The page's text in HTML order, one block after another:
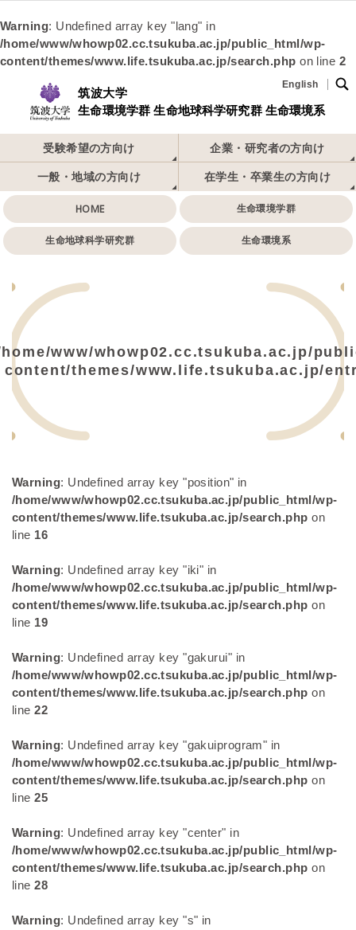
Warning: Undefined array key "lang" in
/home/www/whowp02.cc.tsukuba.ac.jp/public_html/wp-
content/themes/www.life.tsukuba.ac.jp/search.php on line 2
筑波大学
生命環境学群 生命地球科学研究群 生命環境系
English
受験希望の方向け 企業・研究者の方向け
一般・地域の方向け 在学生・卒業生の方向け
HOME 生命環境学群
生命地球科学研究群 生命環境系
www/whowp02.cc.tsukuba.ac.jp/
content/themes/www.life.tsukuba.ac.jp/
Warning: Undefined array key "position" in
/home/www/whowp02.cc.tsukuba.ac.jp/public_html/wp-
content/themes/www.life.tsukuba.ac.jp/search.php on
line 16
Warning: Undefined array key "iki" in
/home/www/whowp02.cc.tsukuba.ac.jp/public_html/wp-
content/themes/www.life.tsukuba.ac.jp/search.php on
line 19
Warning: Undefined array key "gakurui" in
/home/www/whowp02.cc.tsukuba.ac.jp/public_html/wp-
content/themes/www.life.tsukuba.ac.jp/search.php on
line22
Warning: Undefined array key "gakuiprogram" in
/home/www/whowp02.cc.tsukuba.ac.jp/public_html/wp-
content/themes/www.life.tsukuba.ac.jp/search.php on
line25
Warning: Undefined array key "center" in
/home/www/whowp02.cc.tsukuba.ac.jp/public_html/wp-
content/themes/www.life.tsukuba.ac.jp/search.php on
line28
Warning: Undefined array key "s" in